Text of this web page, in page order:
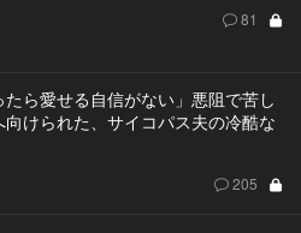
81
たら愛せる自信がない」悪阻で苦し
向けられた、サイコパス夫の冷酷な
205